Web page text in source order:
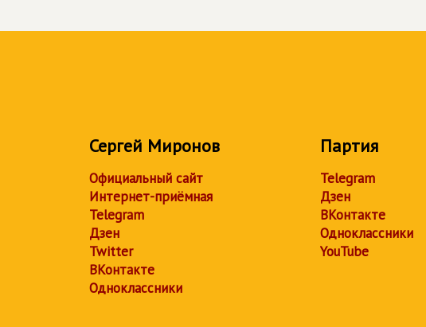
Сергей Миронов
Официальный сайт
Интернет-приёмная
Telegram
Дзен
Twitter
ВКонтакте
Одноклассники
Партия
Telegram
Дзен
ВКонтакте
Одноклассники
YouTube